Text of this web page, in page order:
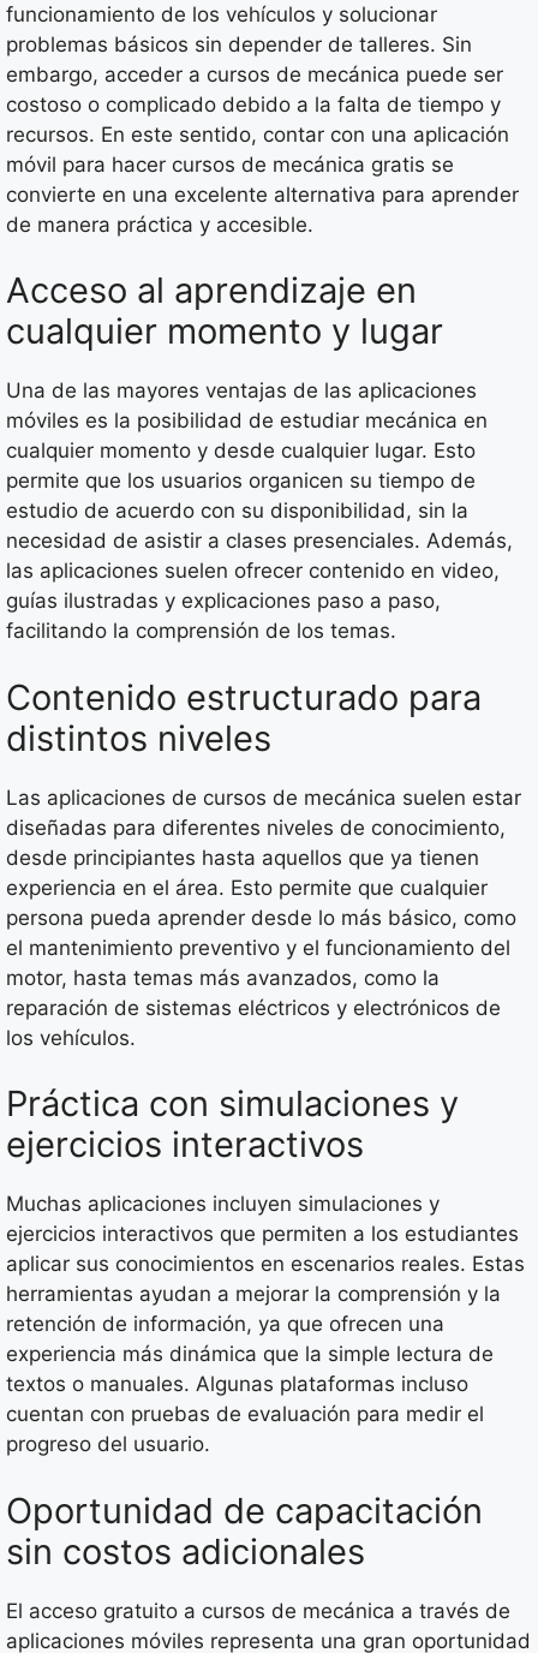
funcionamiento de los vehículos y solucionar
problemas básicos sin depender de talleres. Sin
embargo, acceder a cursos de mecánica puede ser
costoso o complicado debido a la falta de tiempo y
recursos. En este sentido, contar con una aplicación
móvil para hacer cursos de mecánica gratis se
convierte en una excelente alternativa para aprender
de manera práctica y accesible.
Acceso al aprendizaje en
cualquier momento y lugar
Una de las mayores ventajas de las aplicaciones
móviles es la posibilidad de estudiar mecánica en
cualquier momento y desde cualquier lugar. Esto
permite que los usuarios organicen su tiempo de
estudio de acuerdo con su disponibilidad, sin la
necesidad de asistir a clases presenciales. Además,
las aplicaciones suelen ofrecer contenido en video,
guías ilustradas y explicaciones paso a paso,
facilitando la comprensión de los temas.
Contenido estructurado para
distintos niveles
Las aplicaciones de cursos de mecánica suelen estar
diseñadas para diferentes niveles de conocimiento,
desde principiantes hasta aquellos que ya tienen
experiencia en el área. Esto permite que cualquier
persona pueda aprender desde lo más básico, como
el mantenimiento preventivo y el funcionamiento del
motor, hasta temas más avanzados, como la
reparación de sistemas eléctricos y electrónicos de
los vehículos.
Práctica con simulaciones y
ejercicios interactivos
Muchas aplicaciones incluyen simulaciones y
ejercicios interactivos que permiten a los estudiantes
aplicar sus conocimientos en escenarios reales. Estas
herramientas ayudan a mejorar la comprensión y la
retención de información, ya que ofrecen una
experiencia más dinámica que la simple lectura de
textos o manuales. Algunas plataformas incluso
cuentan con pruebas de evaluación para medir el
progreso del usuario.
Oportunidad de capacitación
sin costos adicionales
El acceso gratuito a cursos de mecánica a través de
aplicaciones móviles representa una gran oportunidad